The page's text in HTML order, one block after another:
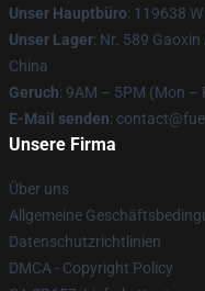
Unser Hauptbüro: 119638
Unser Lager: Nr. 589
China
Geruch: 9AM – 5PM (Mon –
E-Mail senden:
Unsere Firma
Über uns
Allgemeine
Datenschutzrichtlinien
DMCA - Copyright Policy